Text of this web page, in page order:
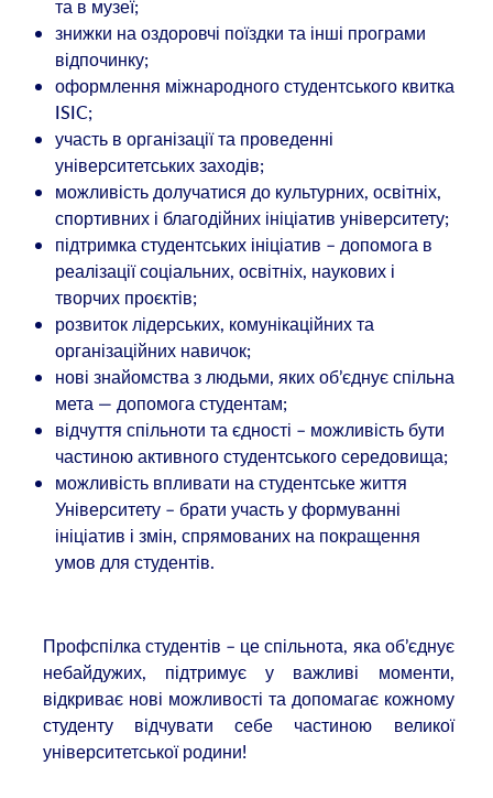
та в музеї;
знижки на оздоровчі поїздки та інші програми
відпочинку;
оформлення міжнародного студентського квитка
ISIC;
участь в організації та проведенні
університетських заходів;
можливість долучатися до культурних, освітніх,
спортивних і благодійних ініціатив університету;
підтримка студентських ініціатив – допомога в
реалізації соціальних, освітніх, наукових і
творчих проєктів;
розвиток лідерських, комунікаційних та
організаційних навичок;
нові знайомства з людьми, яких об’єднує спільна
мета — допомога студентам;
відчуття спільноти та єдності – можливість бути
частиною активного студентського середовища;
можливість впливати на студентське життя
Університету – брати участь у формуванні
ініціатив і змін, спрямованих на покращення
умов для студентів.
Профспілка студентів – це спільнота, яка об’єднує
небайдужих, підтримує у важливі моменти,
відкриває нові можливості та допомагає кожному
студенту відчувати себе частиною великої
університетської родини!